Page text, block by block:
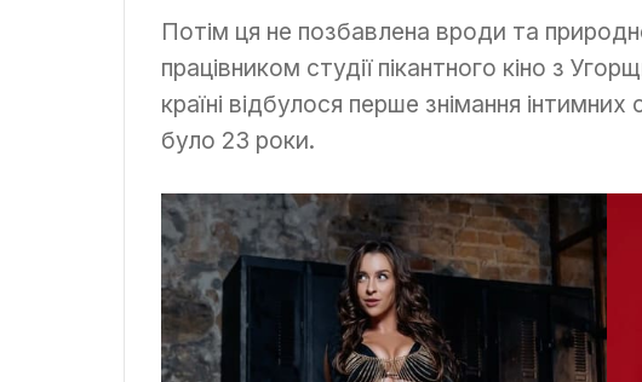
Потім ця не позбавлена вроди та
працівником студії пікантного кіно з
країні відбулося перше знімання інтимних
було 23 роки.